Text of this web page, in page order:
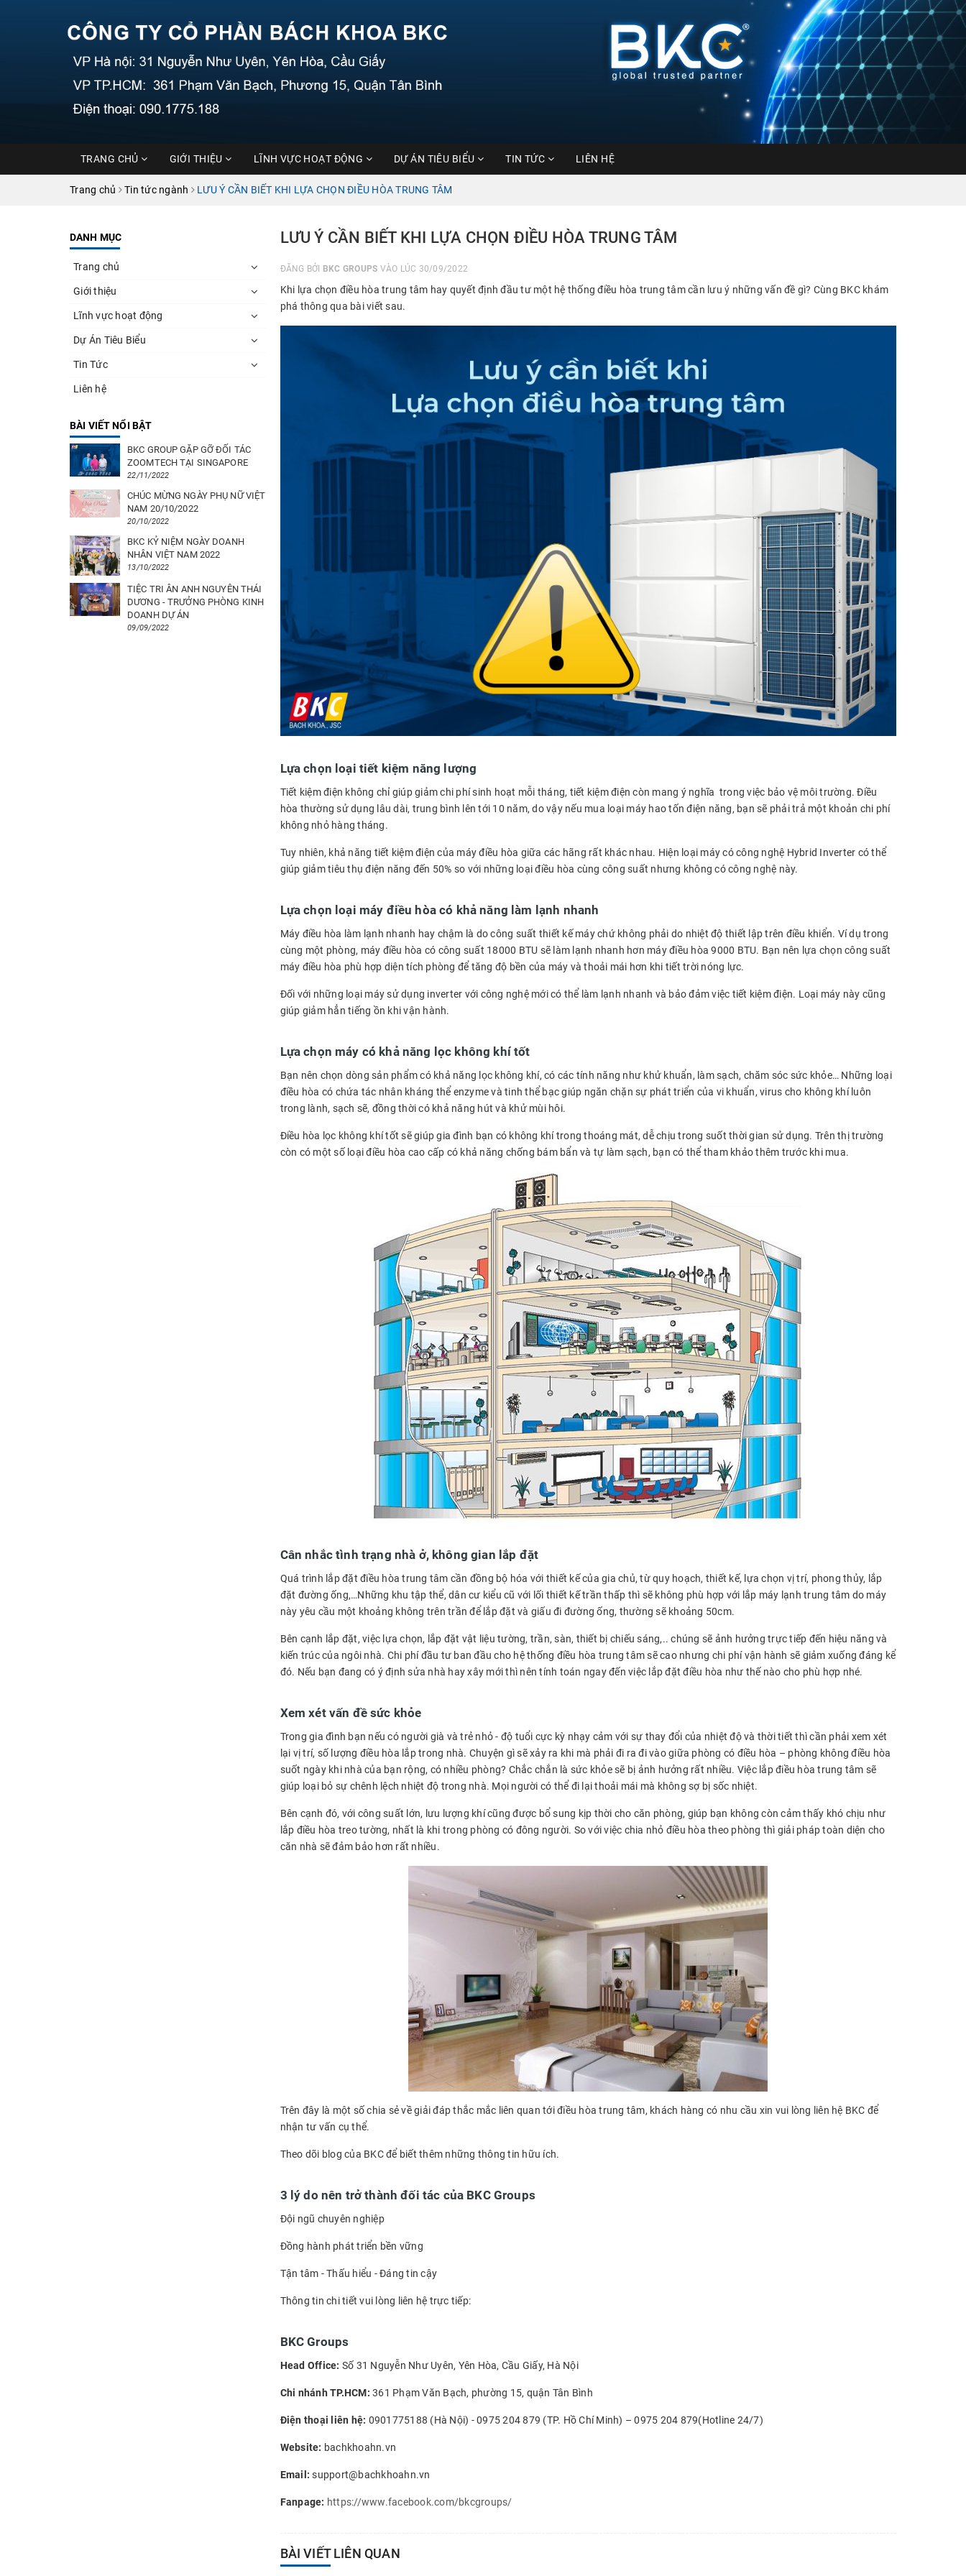
TRANG CHỦ GIỚI THIỆU LĨNH VỰC HOẠT ĐỘNG DỰ ÁN TIÊU BIỂU TIN TỨC LIÊN HỆ
Trang chủ Tin tức ngành LƯU Ý CẦN BIẾT KHI LỰA CHỌN ĐIỀU HÒA TRUNG TÂM
LƯU Ý CẦN BIẾT KHI LỰA CHỌN ĐIỀU HÒA TRUNG TÂM
ĐĂNG BỞI BKC GROUPS VÀO LÚC 30/09/2022
Khi lựa chọn điều hòa trung tâm hay quyết định đầu tư một hệ thống điều hòa trung tâm cần lưu ý những vấn đề gì? Cùng BKC khám
phá thông qua bài viết sau.
Lựa chọn loại tiết kiệm năng lượng
Tiết kiệm điện không chỉ giúp giảm chi phí sinh hoạt mỗi tháng, tiết kiệm điện còn mang ý nghĩa trong việc bảo vệ môi trường. Điều
hòa thường sử dụng lâu dài, trung bình lên tới 10 năm, do vậy nếu mua loại máy hao tốn điện năng, bạn sẽ phải trả một khoản chi phí
không nhỏ hàng tháng.
Tuy nhiên, khả năng tiết kiệm điện của máy điều hòa giữa các hãng rất khác nhau. Hiện loại máy có công nghệ Hybrid Inverter có thể
giúp giảm tiêu thụ điện năng đến 50% so với những loại điều hòa cùng công suất nhưng không có công nghệ này.
Lựa chọn loại máy điều hòa có khả năng làm lạnh nhanh
Máy điều hòa làm lạnh nhanh hay chậm là do công suất thiết kế máy chứ không phải do nhiệt độ thiết lập trên điều khiển. Ví dụ trong
cùng một phòng, máy điều hòa có công suất 18000 BTU sẽ làm lạnh nhanh hơn máy điều hòa 9000 BTU. Bạn nên lựa chọn công suất
máy điều hòa phù hợp diện tích phòng để tăng độ bền của máy và thoải mái hơn khi tiết trời nóng lực.
Đối với những loại máy sử dụng inverter với công nghệ mới có thể làm lạnh nhanh và bảo đảm việc tiết kiệm điện. Loại máy này cũng
giúp giảm hẳn tiếng ồn khi vận hành.
Lựa chọn máy có khả năng lọc không khí tốt
Bạn nên chọn dòng sản phẩm có khả năng lọc không khí, có các tính năng như khử khuẩn, làm sạch, chăm sóc sức khỏe… Những loại
điều hòa có chứa tác nhân kháng thể enzyme và tinh thể bạc giúp ngăn chặn sự phát triển của vi khuẩn, virus cho không khí luôn
trong lành, sạch sẽ, đồng thời có khả năng hút và khử mùi hôi.
Điều hòa lọc không khí tốt sẽ giúp gia đình bạn có không khí trong thoáng mát, dễ chịu trong suốt thời gian sử dụng. Trên thị trường
còn có một số loại điều hòa cao cấp có khả năng chống bám bẩn và tự làm sạch, bạn có thể tham khảo thêm trước khi mua.
Cân nhắc tình trạng nhà ở, không gian lắp đặt
Quá trình lắp đặt điều hòa trung tâm cần đồng bộ hóa với thiết kế của gia chủ, từ quy hoạch, thiết kế, lựa chọn vị trí, phong thủy, lắp
đặt đường ống,…Những khu tập thể, dân cư kiểu cũ với lối thiết kế trần thấp thì sẽ không phù hợp với lắp máy lạnh trung tâm do máy
này yêu cầu một khoảng không trên trần để lắp đặt và giấu đi đường ống, thường sẽ khoảng 50cm.
Bên cạnh lắp đặt, việc lựa chọn, lắp đặt vật liệu tường, trần, sàn, thiết bị chiếu sáng,.. chúng sẽ ảnh hưởng trực tiếp đến hiệu năng và
kiến trúc của ngôi nhà. Chi phí đầu tư ban đầu cho hệ thống điều hòa trung tâm sẽ cao nhưng chi phí vận hành sẽ giảm xuống đáng kể
đó. Nếu bạn đang có ý định sửa nhà hay xây mới thì nên tính toán ngay đến việc lắp đặt điều hòa như thế nào cho phù hợp nhé.
Xem xét vấn đề sức khỏe
Trong gia đình bạn nếu có người già và trẻ nhỏ - độ tuổi cực kỳ nhạy cảm với sự thay đổi của nhiệt độ và thời tiết thì cần phải xem xét
lại vị trí, số lượng điều hòa lắp trong nhà. Chuyện gì sẽ xảy ra khi mà phải đi ra đi vào giữa phòng có điều hòa – phòng không điều hòa
suốt ngày khi nhà của bạn rộng, có nhiều phòng? Chắc chắn là sức khỏe sẽ bị ảnh hưởng rất nhiều. Việc lắp điều hòa trung tâm sẽ
giúp loại bỏ sự chênh lệch nhiệt độ trong nhà. Mọi người có thể đi lại thoải mái mà không sợ bị sốc nhiệt.
Bên cạnh đó, với công suất lớn, lưu lượng khí cũng được bổ sung kịp thời cho căn phòng, giúp bạn không còn cảm thấy khó chịu như
lắp điều hòa treo tường, nhất là khi trong phòng có đông người. So với việc chia nhỏ điều hòa theo phòng thì giải pháp toàn diện cho
căn nhà sẽ đảm bảo hơn rất nhiều.
Trên đây là một số chia sẻ về giải đáp thắc mắc liên quan tới điều hòa trung tâm, khách hàng có nhu cầu xin vui lòng liên hệ BKC để
nhận tư vấn cụ thể.
Theo dõi blog của BKC để biết thêm những thông tin hữu ích.
3 lý do nên trở thành đối tác của BKC Groups
Đội ngũ chuyên nghiệp
Đồng hành phát triển bền vững
Tận tâm - Thấu hiểu - Đáng tin cậy
Thông tin chi tiết vui lòng liên hệ trực tiếp:
BKC Groups
Head Office: Số 31 Nguyễn Như Uyên, Yên Hòa, Cầu Giấy, Hà Nội
Chi nhánh TP.HCM: 361 Phạm Văn Bạch, phường 15, quận Tân Bình
Điện thoại liên hệ: 0901775188 (Hà Nội) - 0975 204 879 (TP. Hồ Chí Minh) – 0975 204 879(Hotline 24/7)
Website: bachkhoahn.vn
Email: support@bachkhoahn.vn
Fanpage: https://www.facebook.com/bkcgroups/
BÀI VIẾT LIÊN QUAN
DANH MỤC
Trang chủ
Giới thiệu
Lĩnh vực hoạt động
Dự Án Tiêu Biểu
Tin Tức
Liên hệ
BÀI VIẾT NỔI BẬT
BKC GROUP GẶP GỠ ĐỐI TÁC
ZOOMTECH TẠI SINGAPORE
22/11/2022
CHÚC MỪNG NGÀY PHỤ NỮ VIỆT
NAM 20/10/2022
20/10/2022
BKC KỶ NIỆM NGÀY DOANH
NHÂN VIỆT NAM 2022
13/10/2022
TIỆC TRI ÂN ANH NGUYÊN THÁI
DƯƠNG - TRƯỞNG PHÒNG KINH
DOANH DỰ ÁN
09/09/2022